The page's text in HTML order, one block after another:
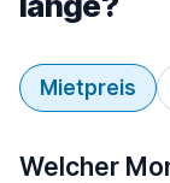
Mietpreis
Welcher